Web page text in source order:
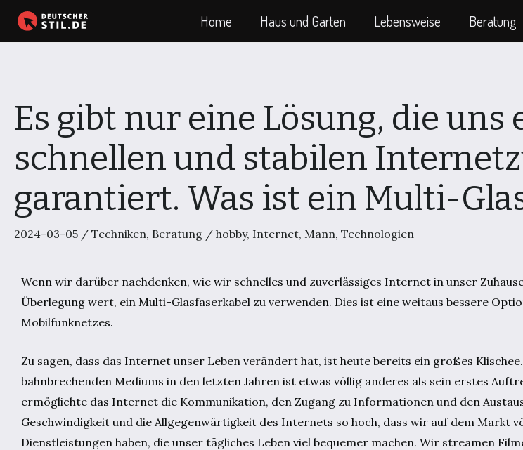
Zum
Inhalt
Home Haus und Garten Lebensweise Beratung
Es gibt nur eine Lösung, die uns
schnellen und stabilen
garantiert. Was ist ein Multi-
2024-03-05 / Techniken, Beratung / hobby, Internet, Mann, Technologien
Wenn wir darüber nachdenken, wie wir schnelles und zuverlässiges Internet in unser
Überlegung wert, ein Multi-Glasfaserkabel zu verwenden. Dies ist eine weitaus bessere
Mobilfunknetzes.
Zu sagen, dass das Internet unser Leben verändert hat, ist heute bereits ein großes
bahnbrechenden Mediums in den letzten Jahren ist etwas völlig anderes als sein erstes
ermöglichte das Internet die Kommunikation, den Zugang zu Informationen und den
Geschwindigkeit und die Allgegenwärtigkeit des Internets so hoch, dass wir auf dem Markt
Dienstleistungen haben, die unser tägliches Leben viel bequemer machen. Wir streamen